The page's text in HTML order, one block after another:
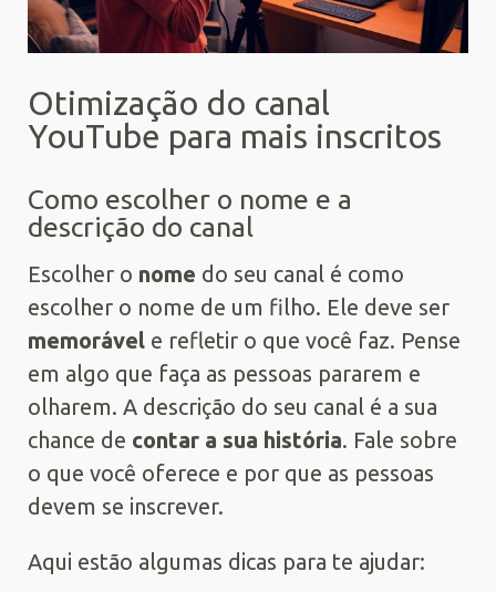
Otimização do canal
YouTube para mais inscritos
Como escolher o nome e a
descrição do canal
Escolher o nome do seu canal é como
escolher o nome de um filho. Ele deve ser
memorável e refletir o que você faz. Pense
em algo que faça as pessoas pararem e
olharem. A descrição do seu canal é a sua
chance de contar a sua história. Fale sobre
o que você oferece e por que as pessoas
devem se inscrever.
Aqui estão algumas dicas para te ajudar: